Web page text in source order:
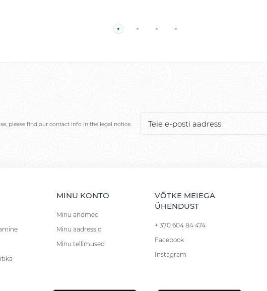
please find our contact info in the legal notice.
MINU KONTO
Minu andmed
Minu aadressid
Minu tellimused
VÕTKE MEIEGA
ÜHENDUST
+ 370 604 84 474
Facebook
Instagram